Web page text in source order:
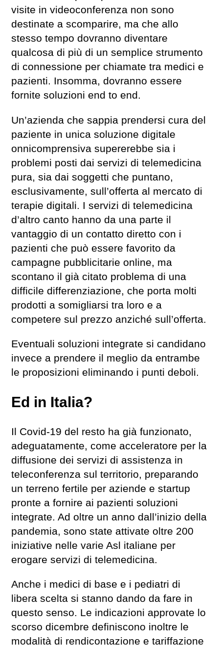
visite in videoconferenza non sono
destinate a scomparire, ma che allo
stesso tempo dovranno diventare
qualcosa di più di un semplice strumento
di connessione per chiamate tra medici e
pazienti. Insomma, dovranno essere
fornite soluzioni end to end.
Un’azienda che sappia prendersi cura del
paziente in unica soluzione digitale
onnicomprensiva supererebbe sia i
problemi posti dai servizi di telemedicina
pura, sia dai soggetti che puntano,
esclusivamente, sull’offerta al mercato di
terapie digitali. I servizi di telemedicina
d’altro canto hanno da una parte il
vantaggio di un contatto diretto con i
pazienti che può essere favorito da
campagne pubblicitarie online, ma
scontano il già citato problema di una
difficile differenziazione, che porta molti
prodotti a somigliarsi tra loro e a
competere sul prezzo anziché sull’offerta.
Eventuali soluzioni integrate si candidano
invece a prendere il meglio da entrambe
le proposizioni eliminando i punti deboli.
Ed in Italia?
Il Covid-19 del resto ha già funzionato,
adeguatamente, come acceleratore per la
diffusione dei servizi di assistenza in
teleconferenza sul territorio, preparando
un terreno fertile per aziende e startup
pronte a fornire ai pazienti soluzioni
integrate. Ad oltre un anno dall’inizio della
pandemia, sono state attivate oltre 200
iniziative nelle varie Asl italiane per
erogare servizi di telemedicina.
Anche i medici di base e i pediatri di
libera scelta si stanno dando da fare in
questo senso. Le indicazioni approvate lo
scorso dicembre definiscono inoltre le
modalità di rendicontazione e tariffazione